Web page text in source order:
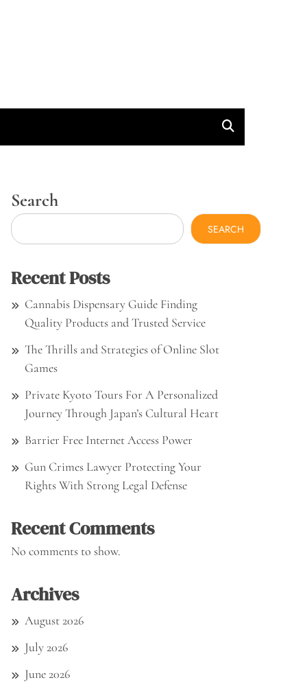
Search
SEARCH
Recent Posts
Cannabis Dispensary Guide Finding
Quality Products and Trusted Service
The Thrills and Strategies of Online Slot
Games
Private Kyoto Tours For A Personalized
Journey Through Japan’s Cultural Heart
Barrier Free Internet Access Power
Gun Crimes Lawyer Protecting Your
Rights With Strong Legal Defense
Recent Comments
No comments to show.
Archives
August 2026
July 2026
June 2026